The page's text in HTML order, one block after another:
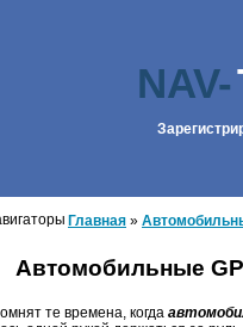
NAV-
Главная »
Автомобильные
те времена, когда